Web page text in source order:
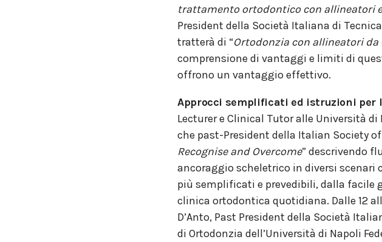
trattamento ortodontico con allineatori
President della Società Italiana di
tratterà di “Ortodonzia con allineatori da
comprensione di vantaggi e limiti di
offrono un vantaggio effettivo.
Approcci semplificati ed istruzioni per
Lecturer e Clinical Tutor alle Università di
che past-President della Italian Society of
Recognise and Overcome” descrivendo
ancoraggio scheletrico in diversi
più semplificati e prevedibili, dalla facile
clinica ortodontica quotidiana. Dalle 12
D’Anto, Past President della Società
di Ortodonzia dell’Università di Napoli